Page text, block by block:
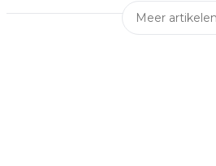
Meer artikelen